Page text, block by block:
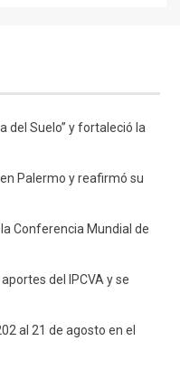
del Suelo” y fortaleció la
Palermo y reafirmó su
Conferencia Mundial de
del IPCVA y se
al 21 de agosto en el